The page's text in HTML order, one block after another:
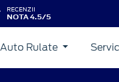
RECENZII
NOTA 4.5/5
Auto Rulate